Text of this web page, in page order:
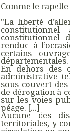
Comme le
"La liberté
constitutionnel
rendue à
certains
départementales.
En dehors des
administrative
sous couvert
de dérogation à
sur les voies
péage. [...]
Aucune des
territoriales, y